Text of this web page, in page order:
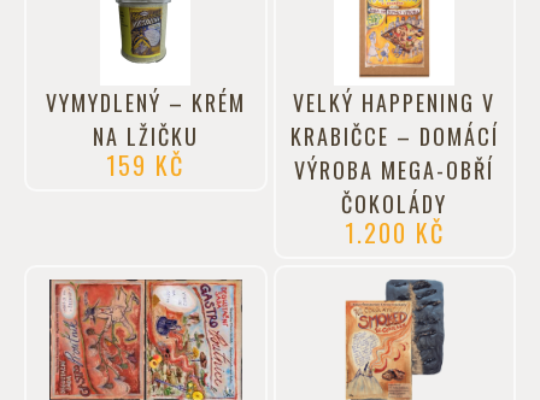
VYMYDLENÝ – KRÉM
NA LŽIČKU
159 KČ
VELKÝ HAPPENING V
KRABIČCE – DOMÁCÍ
VÝROBA MEGA-OBŘÍ
ČOKOLÁDY
1.200 KČ